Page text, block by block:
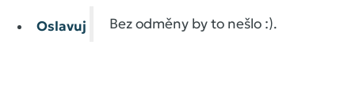
Oslavuj Bez odměny by to nešlo :).